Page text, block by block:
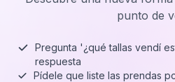
punto de
Pregunta '¿qué tallas vendí
respuesta
Pídele que liste las prendas